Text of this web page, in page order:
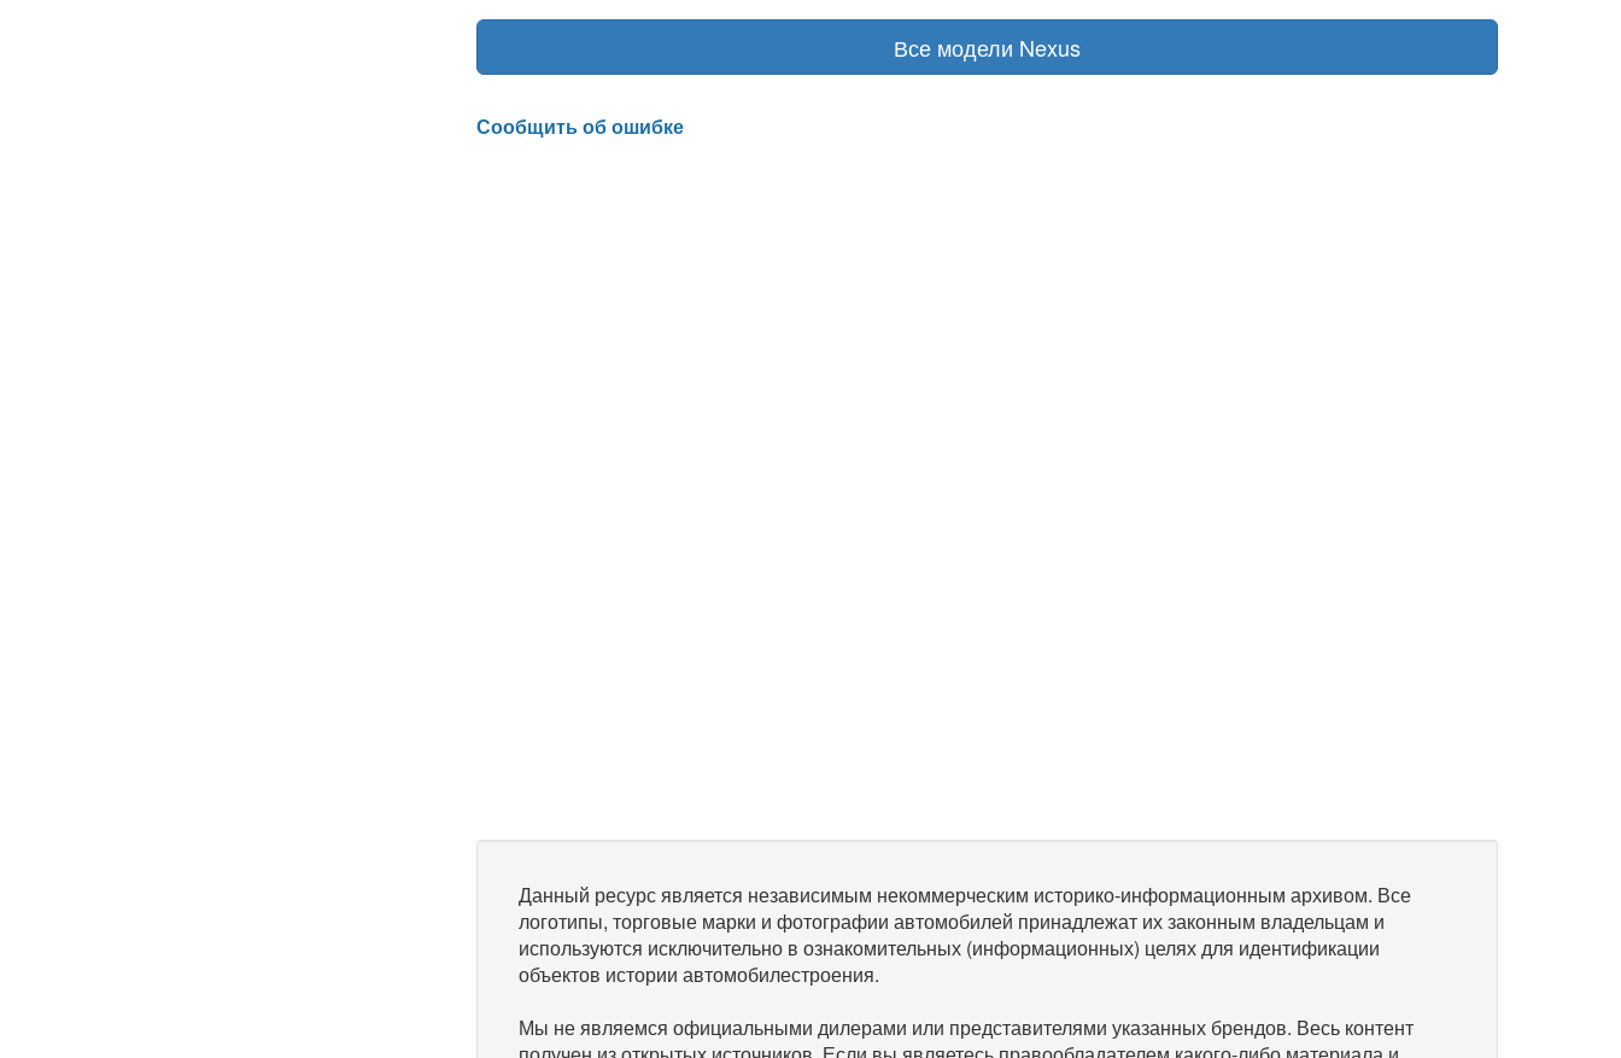
Все модели Nexus
Сообщить об ошибке
Данный ресурс является независимым некоммерческим историко-информационным архивом. Все
логотипы, торговые марки и фотографии автомобилей принадлежат их законным владельцам и
используются исключительно в ознакомительных (информационных) целях для идентификации
объектов истории автомобилестроения.
Мы не являемся официальными дилерами или представителями указанных брендов. Весь контент